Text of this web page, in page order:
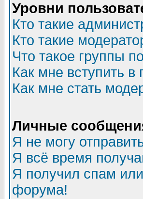
Уровни
Кто такие
Кто такие
Что такое группы
Как мне вступить в
Как мне стать
Личные
Я не могу
Я всё время
Я получил спам или
форума!